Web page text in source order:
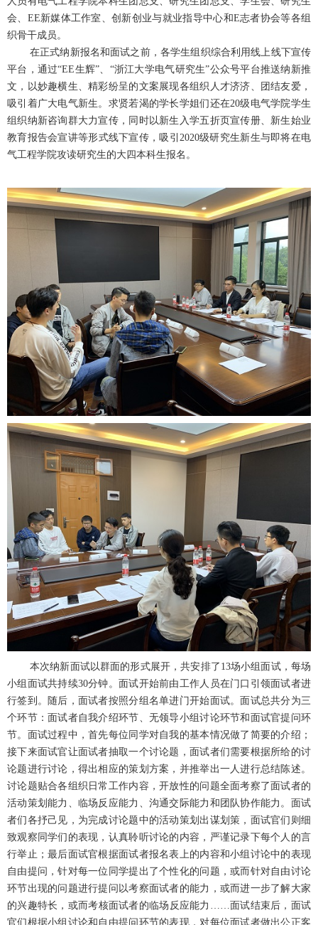
会、 EE新媒体工作室、创新创业与就业指导中心和E志者协会等各组
织骨干成员。
在正式纳新报名和面试之前，各学生组织综合利用线上线下宣传
平台，通过“EE生辉”、“浙江大学电气研究生”公众号平台推送纳新推
文，以妙趣横生、精彩纷呈的文案展现各组织人才济济、团结友爱，
吸引着广大电气新生。求贤若渴的学长学姐们还在20级电气学院学生
组织纳新咨询群大力宣传，同时以新生入学五折页宣传册、新生始业
教育报告会宣讲等形式线下宣传，吸引 2020级研究生新生与即将在电
气工程学院攻读研究生的大四本科生报名。
本次纳新面试以群面的形式展开，共安排了 13场小组面试，每场
小组面试共持续30分钟。面试开始前由工作人员在门口引领面试者进
行签到。随后，面试者按照分组名单进门开始面试。面试总共分为三
个环节：面试者自我介绍环节、无领导小组讨论环节和面试官提问环
节。面试过程中，首先每位同学对自我的基本情况做了简要的介绍；
接下来面试官让面试者抽取一个讨论题，面试者们需要根据所给的讨
论题进行讨论，得出相应的策划方案，并推举出一人进行总结陈述。
讨论题贴合各组织日常工作内容，开放性的问题全面考察了面试者的
活动策划能力、临场反应能力、沟通交际能力和团队协作能力。面试
者们各抒己见，为完成讨论题中的活动策划出谋划策，面试官们则细
致观察同学们的表现，认真聆听讨论的内容，严谨记录下每个人的言
行举止；最后面试官根据面试者报名表上的内容和小组讨论中的表现
自由提问，针对每一位同学提出了个性化的问题，或而针对自由讨论
环节出现的问题进行提问以考察面试者的能力，或而进一步了解大家
的兴趣特长，或而考核面试者的临场反应能力……面试结束后，面试
官们根据小组讨论和自由提问环节的表现，对每位面试者做出公正客